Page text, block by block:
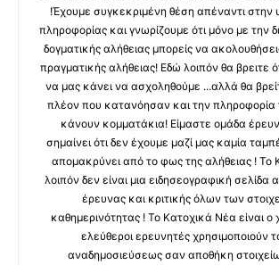
!Έχουμε συγκεκριμένη θέση απέναντι στην
πληροφορίας και γνωρίζουμε ότι μόνο με την
δογματικής αλήθειας μπορείς να
πραγματικής αλήθειας! Εδώ λοιπόν θα βρειτε
να μας κάνει να ασχοληθούμε ...αλλά θα
πλέον που κατανόησαν και την πληροφορία
κάνουν κομματάκια! Είμαστε ομάδα
σημαίνει ότι δεν έχουμε μαζί μας καμία
απομακρύνει από το φως της αλήθειας ! Το
λοιπόν δεν είναι μια ειδησεογραφική σελίδα
έρευνας και κριτικής όλων των
καθημερινότητας ! Το Κατοχικά Νέα είναι ο
ελεύθεροι ερευνητές χρησιμοποιούν
αναδημοσιεύσεως σαν αποθήκη